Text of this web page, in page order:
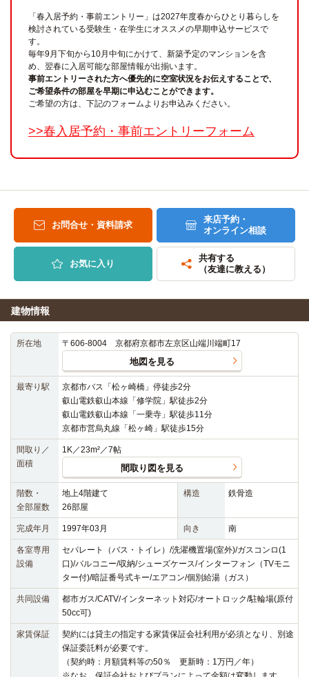
「春入居予約・事前エントリー」は2027年度春からひとり暮らしを
検討されている受験生・在学生にオススメの早期申込サービスで
す。
毎年9月下旬から10月中旬にかけて、新築予定のマンションを含
め、翌春に入居可能な部屋情報が出揃います。
事前エントリーされた方へ優先的に空室状況をお伝えすることで、
ご希望条件の部屋を早期に申込むことができます。
ご希望の方は、下記のフォームよりお申込みください。
>>春入居予約・事前エントリーフォーム
お問合せ・資料請求
来店予約・
オンライン相談
お気に入り
共有する
（友達に教える）
建物情報
所在地 〒606-8004 京都府京都市左京区山端川端町17
地図を見る
最寄り駅
京都市バス「松ヶ崎橋」停徒歩2分
叡山電鉄叡山本線「修学院」駅徒歩2分
叡山電鉄叡山本線「一乗寺」駅徒歩11分
京都市営烏丸線「松ヶ崎」駅徒歩15分
間取り／
面積
1K／23m²／7帖
間取り図を見る
階数・
全部屋数
地上4階建て
26部屋
構造 鉄骨造
完成年月 1997年03月 向き 南
各室専用
設備
セパレート（バス・トイレ）/洗濯機置場(室外)/ガスコンロ(1
口)/バルコニー/収納/シューズケース/インターフォン（TVモニ
ター付)/暗証番号式キー/エアコン/個別給湯（ガス）
共同設備
都市ガス/CATV/インターネット対応/オートロック/駐輪場(原付
50cc可)
家賃保証
契約には貸主の指定する家賃保証会社利用が必須となり、別途
保証委託料が必要です。
（契約時：月額賃料等の50％ 更新時：1万円／年）